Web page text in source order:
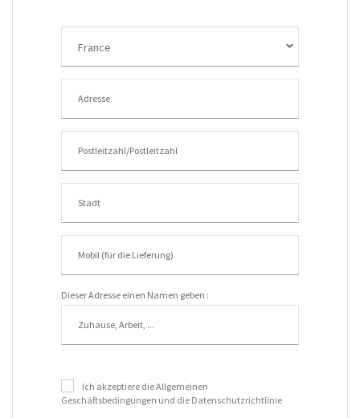
France
Dieser Adresse einen Namen geben :
Ich akzeptiere die Allgemeinen
Geschäftsbedingungen und die Datenschutzrichtlinie